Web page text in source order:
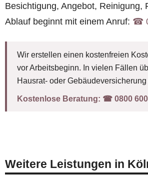
Besichtigung, Angebot, Reinigung,
Ablauf beginnt mit einem Anruf: ☎︎
Wir erstellen einen kostenfreien
vor Arbeitsbeginn. In vielen Fällen
Hausrat- oder
Kostenlose Beratung: ☎︎ 0800
Weitere Leistungen in